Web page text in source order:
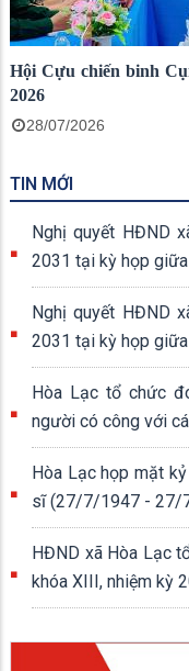
Hội Cựu chiến binh
2026
28/07/2026
TIN MỚI
Nghị quyết HĐND
2031 tại kỳ họp
Nghị quyết HĐND
2031 tại kỳ họp
Hòa Lạc tổ chức
người có công với
Hòa Lạc họp mặt
sĩ (27/7/1947 - 27/
HĐND xã Hòa Lạc
khóa XIII,